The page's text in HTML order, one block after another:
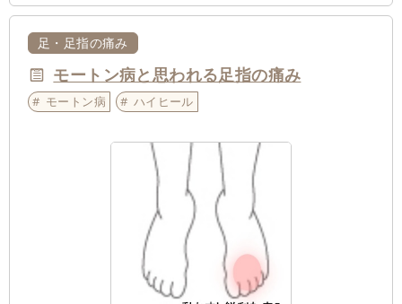
足・足指の痛み
モートン病と思われる足指の痛み
モートン病 ハイヒール